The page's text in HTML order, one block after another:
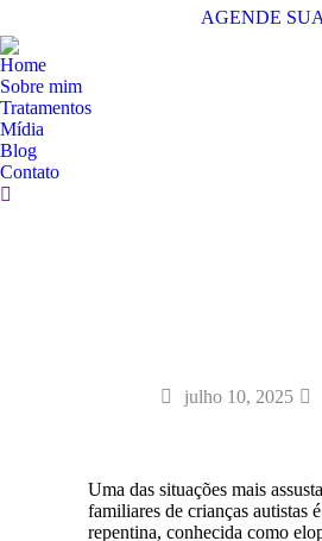
AGENDE
Home
Sobre mim
Tratamentos
Mídia
Blog
Contato
julho 10, 2025
Uma das situações mais
familiares de crianças autistas
repentina, conhecida como